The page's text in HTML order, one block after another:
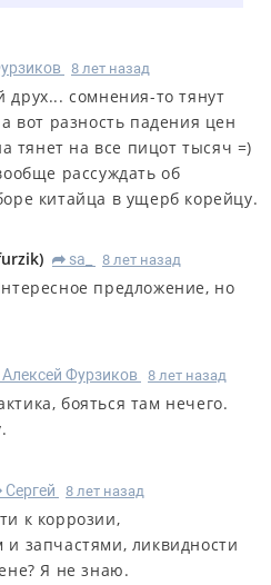
8 лет назад
друх... сомнения-то тянут
вот разность падения цен
тянет на все пицот тысяч =)
рассуждать об
китайца в ущерб корейцу.
) R sa_ 8 лет назад
предложение, но
Алексей Фурзиков 8 лет назад
бояться там нечего.
Сергей 8 лет назад
к коррозии,
запчастями, ликвидности
Я не знаю.